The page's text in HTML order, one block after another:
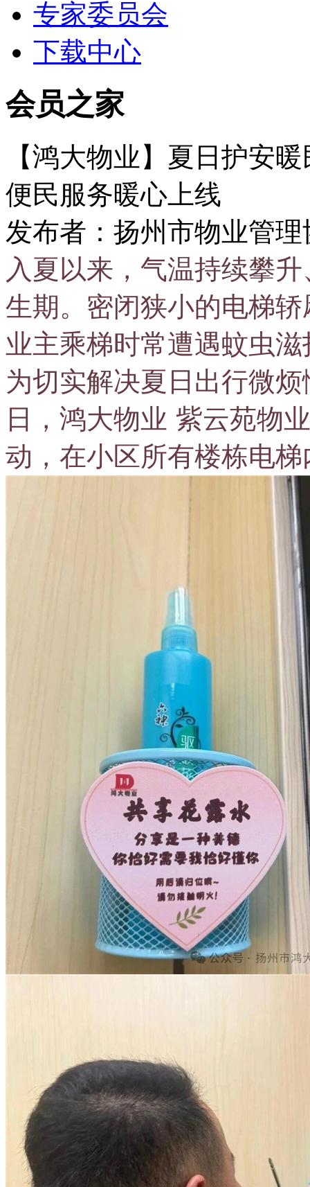
专家委员会
下载中心
会员之家
【鸿大物业】夏日护安
便民服务暖心上线
发布者：扬州市物业管
入夏以来，气温持续攀
生期。密闭狭小的电梯
业主乘梯时常遭遇蚊虫
为切实解决夏日出行微
日， 鸿大物业 紫云苑物
动，在小区所有楼栋电